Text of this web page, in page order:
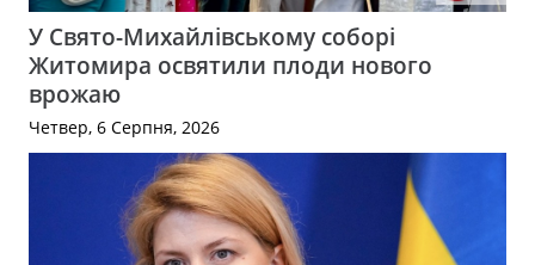
У Свято-Михайлівському соборі
Житомира освятили плоди нового
врожаю
Четвер, 6 Серпня, 2026